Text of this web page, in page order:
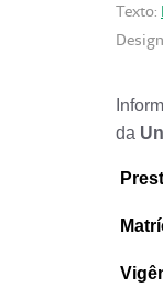
Texto:
da